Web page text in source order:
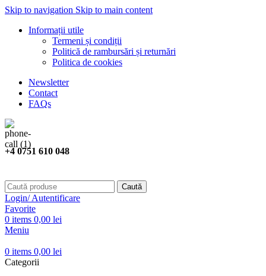
Skip to navigation Skip to main content
Informații utile
Termeni și condiții
Politică de rambursări și returnări
Politica de cookies
Newsletter
Contact
FAQs
+4 0751 610 048
Caută
Login/ Autentificare
Favorite
0 items 0,00 lei
Meniu
0 items 0,00 lei
Categorii